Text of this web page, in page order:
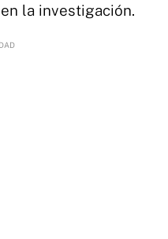
la investigación.